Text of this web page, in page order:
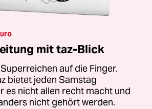
mit taz-Blick
auf die Finger.
bietet jeden Samstag
es nicht allen recht macht und
nicht gehört werden.